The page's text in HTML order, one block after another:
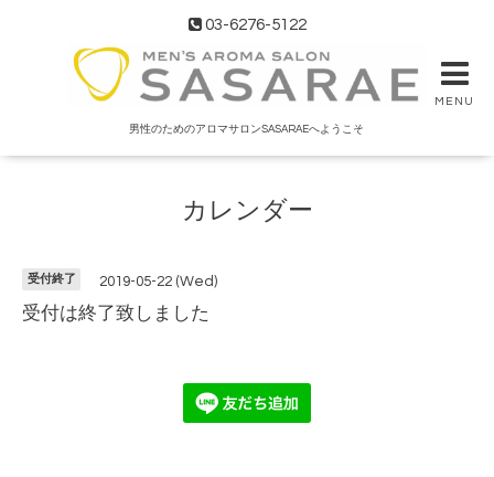
03-6276-5122
MENU
男性のためのアロマサロンSASARAEへようこそ
カレンダー
受付終了 2019-05-22 (Wed)
受付は終了致しました